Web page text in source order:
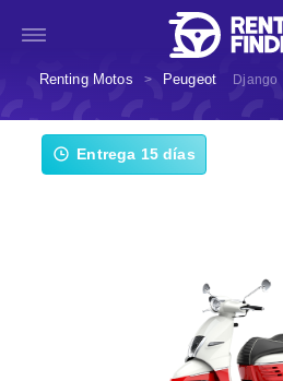
Renting Motos > Peugeot Django
Entrega 15 días